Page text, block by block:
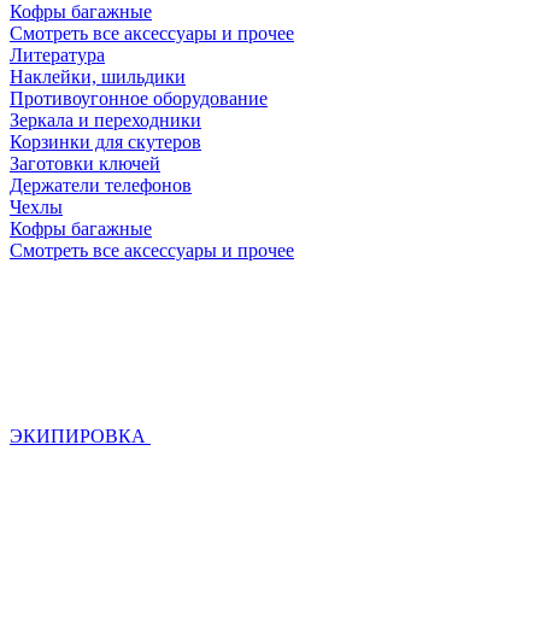
Кофры багажные
Смотреть все аксессуары и прочее
Литература
Наклейки, шильдики
Противоугонное оборудование
Зеркала и переходники
Корзинки для скутеров
Заготовки ключей
Держатели телефонов
Чехлы
Кофры багажные
Смотреть все аксессуары и прочее
ЭКИПИРОВКА